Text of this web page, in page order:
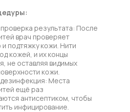
результата: После
врач проверяет
подтяжку кожи. Нити
кожей, и их концы
не оставляя видимых
кожи.
Места
ещё раз
антисептиком, чтобы
инфицирование.